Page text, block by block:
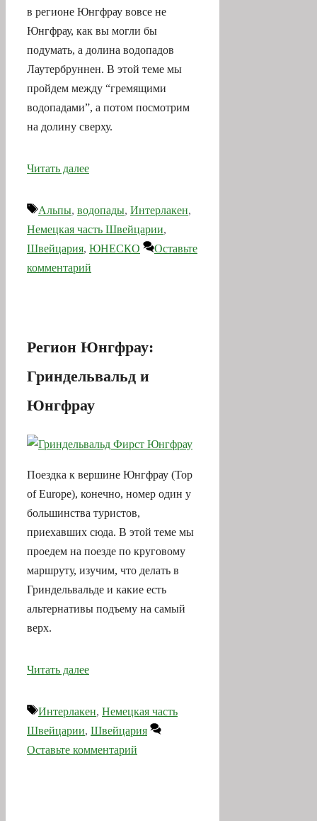
в регионе Юнгфрау вовсе не
Юнгфрау, как вы могли бы
подумать, а долина водопадов
Лаутербруннен. В этой теме мы
пройдем между “гремящими
водопадами”, а потом посмотрим
на долину сверху.
Читать далее
Метки
Альпы, водопады, Интерлакен,
Немецкая часть Швейцарии,
Швейцария, ЮНЕСКО
Оставьте
комментарий
Регион Юнгфрау:
Гриндельвальд и
Юнгфрау
Поездка к вершине Юнгфрау (Top
of Europe), конечно, номер один у
большинства туристов,
приехавших сюда. В этой теме мы
проедем на поезде по круговому
маршруту, изучим, что делать в
Гриндельвальде и какие есть
альтернативы подъему на самый
верх.
Читать далее
Метки
Интерлакен, Немецкая часть
Швейцарии, Швейцария
Оставьте комментарий